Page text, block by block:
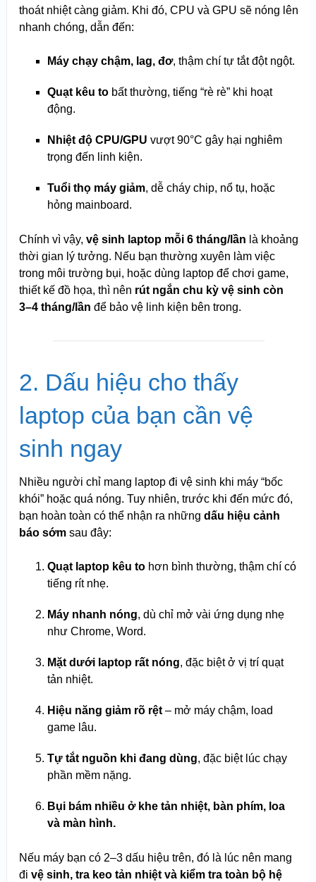
thoát nhiệt càng giảm. Khi đó, CPU và GPU sẽ nóng lên
nhanh chóng, dẫn đến:
Máy chạy chậm, lag, đơ, thậm chí tự tắt đột ngột.
Quạt kêu tobất thường, tiếng “rè rè” khi hoạt
động.
Nhiệt độ CPU/GPU vượt 90°C gây hại nghiêm
trọng đến linh kiện.
Tuổi thọ máy giảm, dễ cháy chip, nổ tụ, hoặc
hỏng mainboard.
Chính vì vậy, vệ sinh laptop mỗi 6 tháng/lần là khoảng
thời gian lý tưởng. Nếu bạn thường xuyên làm việc
trong môi trường bụi, hoặc dùng laptop để chơi game,
thiết kế đồ họa, thì nên rút ngắn chu kỳ vệ sinh còn
3–4 tháng/lần để bảo vệ linh kiện bên trong.
2. Dấu hiệu cho thấy
laptop của bạn cần vệ
sinh ngay
Nhiều người chỉ mang laptop đi vệ sinh khi máy “bốc
khói” hoặc quá nóng. Tuy nhiên, trước khi đến mức đó,
bạn hoàn toàn có thể nhận ra những dấu hiệu cảnh
báo sớmsau đây:
Quạt laptop kêu tohơn bình thường, thậm chí có
tiếng rít nhẹ.
Máy nhanh nóng, dù chỉ mở vài ứng dụng nhẹ
như Chrome, Word.
Mặt dưới laptop rất nóng, đặc biệt ở vị trí quạt
tản nhiệt.
Hiệu năng giảm rõ rệt– mở máy chậm, load
game lâu.
Tự tắt nguồn khi đang dùng, đặc biệt lúc chạy
phần mềm nặng.
Bụi bám nhiều ở khe tản nhiệt, bàn phím, loa
và màn hình.
Nếu máy bạn có 2–3 dấu hiệu trên, đó là lúc nên mang
đi vệ sinh, tra keo tản nhiệt và kiểm tra toàn bộ hệ